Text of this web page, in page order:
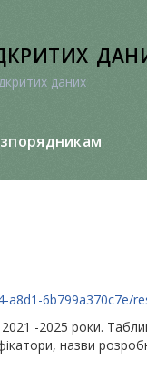
даних
6b799a370c7e/
-2025 роки.
назви